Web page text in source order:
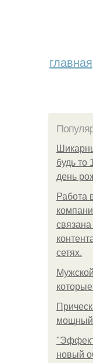
главная
будь то
день
Работа
сетях.
мощный
новый